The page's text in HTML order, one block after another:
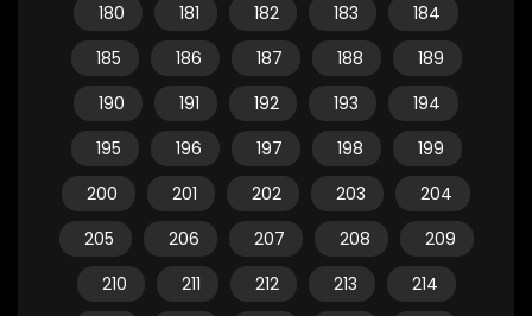
180
181 182 183
184
185
186 187 188
189
190
191 192 193
194
195
196 197 198
199
200
201 202 203
204
205
206 207 208
209
210
211 212 213
214